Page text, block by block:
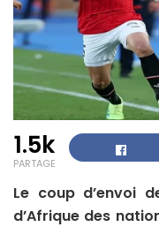
1.5k
PARTAGE
Le coup d’envoi
d’Afrique des